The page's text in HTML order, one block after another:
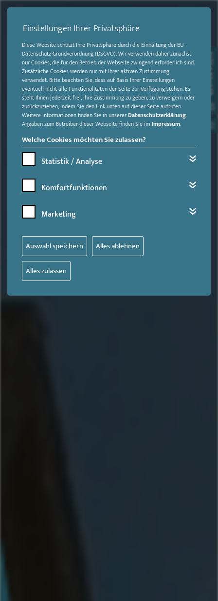
Einstellungen Ihrer Privatsphäre
Diese Website schützt Ihre Privatsphäre durch die Einhaltung der EU-
Datenschutz-Grundverordnung (DSGVO). Wir verwenden daher zunächst
nur Cookies, die für den Betrieb der Webseite zwingend erforderlich sind.
Zusätzliche Cookies werden nur mit Ihrer aktiven Zustimmung
verwendet. Bitte beachten Sie, dass auf Basis Ihrer Einstellungen
eventuell nicht alle Funktionalitäten der Seite zur Verfügung stehen. Es
steht Ihnen jederzeit frei, Ihre Zustimmung zu geben, zu verweigern oder
zurückzuziehen, indem Sie den Link unten auf dieser Seite aufrufen.
Weitere Informationen finden Sie in unsererDatenschutzerklärung.
Angaben zum Betreiber dieser Webseite finden Sie im Impressum.
Welche Cookies möchten Sie zulassen?
Statistik / Analyse
Komfortfunktionen
Marketing
Auswahl speichern Alles ablehnen
Alles zulassen
BESTER PREIS